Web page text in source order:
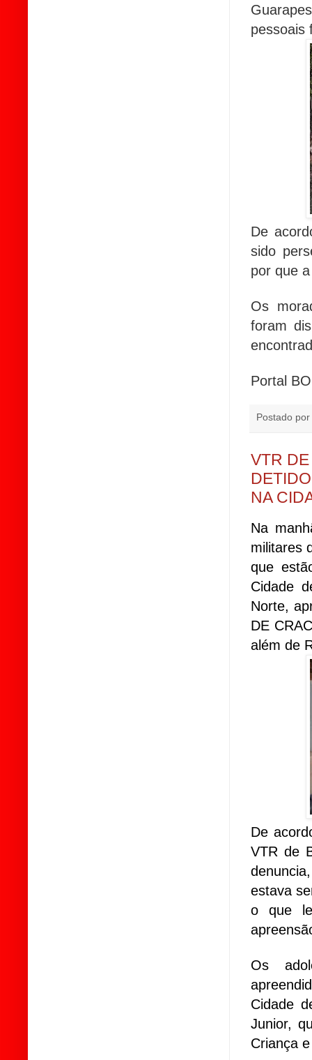
pessoais
De
sido
por que
Os
foram
Portal BO
Postado por
VTR
NA
Na
militares
que
Cidade
Norte,
DE
além de
De
VTR de
estava
o que
Os
Cidade
Junior,
Criança